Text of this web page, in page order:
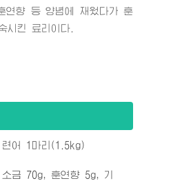
연향 등 양념에 재웠다가 훈
시킨 료리이다.
어 1마리(1.5kg)
금 70g, 훈연향 5g, 기